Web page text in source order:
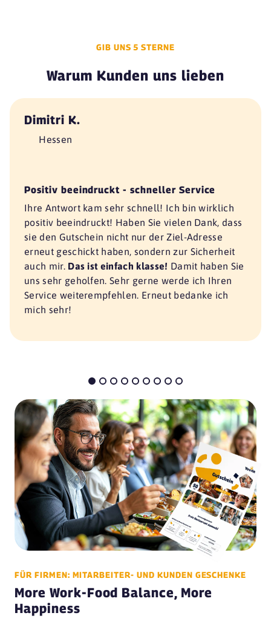
GIB UNS 5 STERNE
Warum Kunden uns lieben
Dimitri K.
Hessen
Positiv beeindruckt - schneller Service
Ihre Antwort kam sehr schnell! Ich bin wirklich
positiv beeindruckt! Haben Sie vielen Dank, dass
sie den Gutschein nicht nur der Ziel-Adresse
erneut geschickt haben, sondern zur Sicherheit
auch mir. Das ist einfach klasse! Damit haben Sie
uns sehr geholfen. Sehr gerne werde ich Ihren
Service weiterempfehlen. Erneut bedanke ich
mich sehr!
FÜR FIRMEN: MITARBEITER- UND KUNDEN GESCHENKE
More Work-Food Balance, More
Happiness